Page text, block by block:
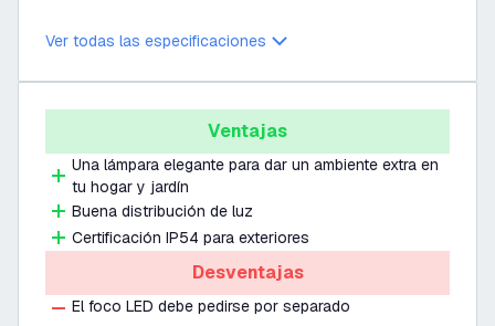
Ver todas las especificaciones
Ventajas
Una lámpara elegante para dar un ambiente extra en
tu hogar y jardín
Buena distribución de luz
Certificación IP54 para exteriores
Desventajas
El foco LED debe pedirse por separado